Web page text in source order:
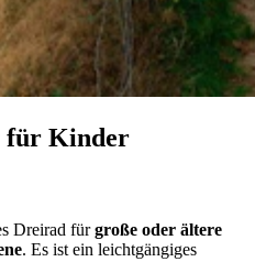
für Kinder
Dreirad fürgroße oder ältere
. Es ist ein leichtgängiges